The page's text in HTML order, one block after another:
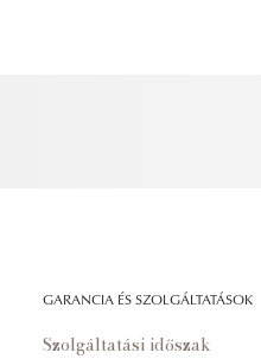
GARANCIA ÉS SZOLGÁLTATÁSOK
Szolgáltatási időszak